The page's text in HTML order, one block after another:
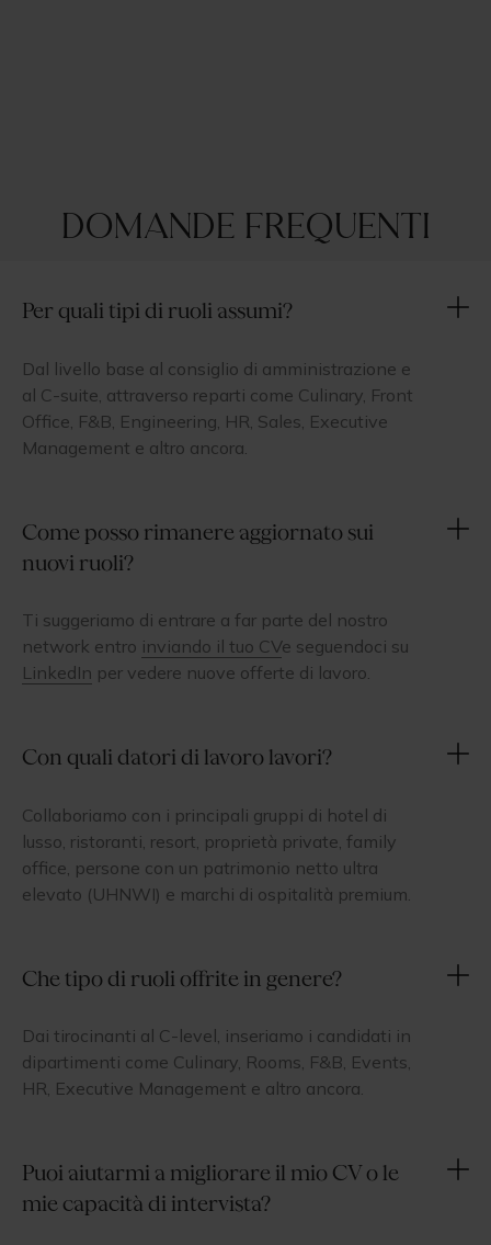
Domande frequenti
Per quali tipi di ruoli assumi?
Dal livello base al consiglio di amministrazione e
al C-suite, attraverso reparti come Culinary, Front
Office, F&B, Engineering, HR, Sales, Executive
Management e altro ancora.
Come posso rimanere aggiornato sui
nuovi ruoli?
Ti suggeriamo di entrare a far parte del nostro
network entro inviando il tuo CVe seguendoci su
LinkedIn per vedere nuove offerte di lavoro.
Con quali datori di lavoro lavori?
Collaboriamo con i principali gruppi di hotel di
lusso, ristoranti, resort, proprietà private, family
office, persone con un patrimonio netto ultra
elevato (UHNWI) e marchi di ospitalità premium.
Che tipo di ruoli offrite in genere?
Dai tirocinanti al C-level, inseriamo i candidati in
dipartimenti come Culinary, Rooms, F&B, Events,
HR, Executive Management e altro ancora.
Puoi aiutarmi a migliorare il mio CV o le
mie capacità di intervista?